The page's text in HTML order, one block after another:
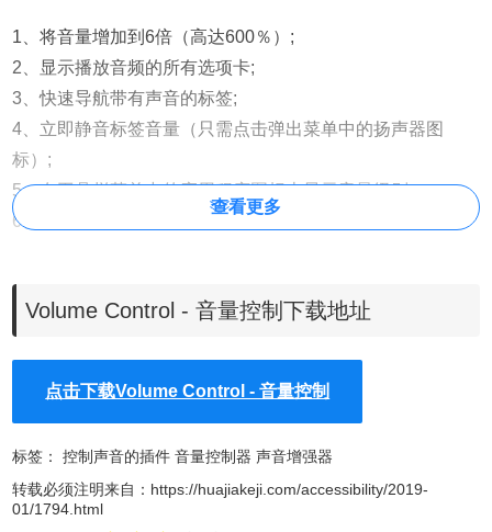
1、将音量增加到6倍（高达600％）;
2、显示播放音频的所有选项卡;
3、快速导航带有声音的标签;
4、立即静音标签音量（只需点击弹出菜单中的扬声器图
标）;
5、在工具栏菜单中的应用程序图标上显示音量级别;
6、简约的设计。
离线安装chrome插件的方法均可参照：
装.crx扩展。如果你是最新版chrome浏览器下载，可以参考
chrome 67版本后无法拖拽离线安装CRX格式插件的解决方法
查看更多
Volume Control - 音量控制下载地址
点击下载Volume Control - 音量控制
标签： 控制声音的插件 音量控制器 声音增强器
转载必须注明来自： https://huajiakeji.com/accessibility/2019-
01/1794.html